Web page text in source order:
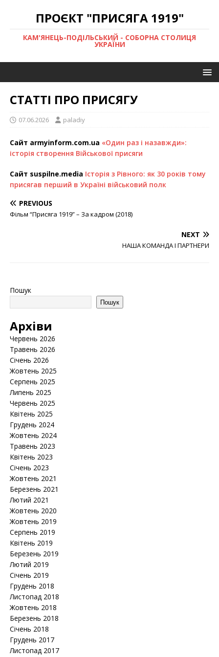
ПРОЄКТ "ПРИСЯГА 1919"
КАМ'ЯНЕЦЬ-ПОДІЛЬСЬКИЙ - СОБОРНА СТОЛИЦЯ
УКРАЇНИ
СТАТТІ ПРО ПРИСЯГУ
07.06.2026 paladiy
Сайт armyinform.com.ua «Один раз і назавжди»:
історія створення Військової присяги
Сайт suspilne.media Історія з Рівного: як 30 років тому
присягав перший в Україні військовий полк
PREVIOUS
Фільм “Присяга 1919” – За кадром (2018)
NEXT
НАША КОМАНДА І ПАРТНЕРИ
Пошук
Пошук
Архіви
Червень 2026
Травень 2026
Січень 2026
Жовтень 2025
Серпень 2025
Липень 2025
Червень 2025
Квітень 2025
Грудень 2024
Жовтень 2024
Травень 2023
Квітень 2023
Січень 2023
Жовтень 2021
Березень 2021
Лютий 2021
Жовтень 2020
Жовтень 2019
Серпень 2019
Квітень 2019
Березень 2019
Лютий 2019
Січень 2019
Грудень 2018
Листопад 2018
Жовтень 2018
Березень 2018
Січень 2018
Грудень 2017
Листопад 2017